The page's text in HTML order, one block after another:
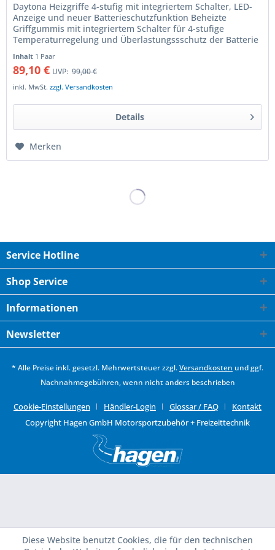
Daytona Heizgriffe 4-stufig mit integriertem Schalter, LED-
Anzeige und neuer Batterieschutzfunktion Beheizte
Griffgummis mit integriertem Schalter für 4-stufige
Temperaturregelung und Überlastungssschutz der Batterie
Inhalt 1 Paar
89,10 € UVP: 99,00 €
inkl. MwSt.zzgl. Versandkosten
Details
Merken
Service Hotline
Shop Service
Informationen
Newsletter
* Alle Preise inkl. gesetzl. Mehrwertsteuer zzgl.Versandkosten und ggf.
Nachnahmegebühren, wenn nicht anders beschrieben
Cookie-Einstellungen Händler-Login Glossar / FAQ
Kontakt
Copyright Hagen GmbH Motorsportzubehör + Freizeittechnik
Diese Website benutzt Cookies, die für den technischen